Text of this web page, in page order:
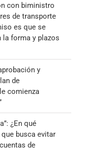
con biministro
de transporte
es que se
la forma y plazos
y
de
comienza
¿En qué
busca evitar
de